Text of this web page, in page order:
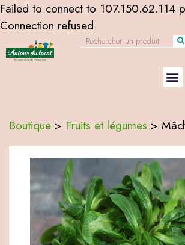
Failed to connect to 107.150.62.114
Connection refused
Boutique > Fruits et légumes >